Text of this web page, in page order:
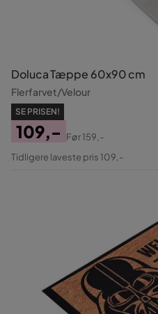
Doluca Tæppe 60x90 cm
Flerfarvet/Velour
SE PRISEN!
Pris
109,-
Original
Før159,-
Tidligere laveste pris 109,-